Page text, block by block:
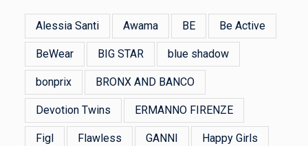
Alessia Santi Awama BE Be Active
BeWear BIG STAR blue shadow
bonprix BRONX AND BANCO
Devotion Twins ERMANNO FIRENZE
Figl Flawless GANNI Happy Girls